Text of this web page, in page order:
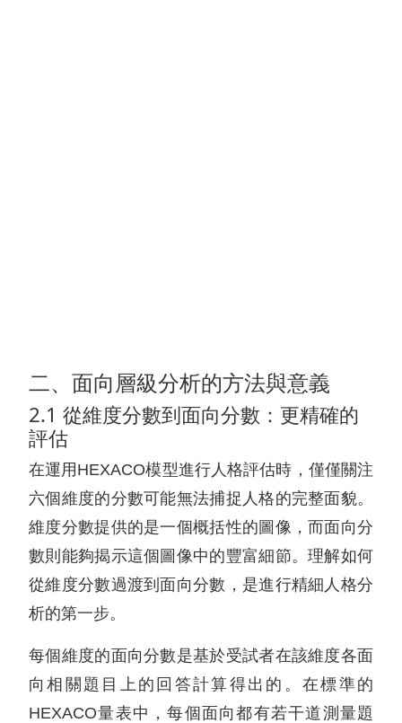
二、面向層級分析的方法與意義
2.1 從維度分數到面向分數：更精確的
評估
在運用HEXACO模型進行人格評估時，僅僅關注
六個維度的分數可能無法捕捉人格的完整面貌。
維度分數提供的是一個概括性的圖像，而面向分
數則能夠揭示這個圖像中的豐富細節。理解如何
從維度分數過渡到面向分數，是進行精細人格分
析的第一步。
每個維度的面向分數是基於受試者在該維度各面
向相關題目上的回答計算得出的。在標準的
HEXACO量表中，每個面向都有若干道測量題